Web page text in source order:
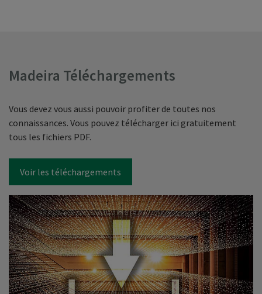
Madeira Téléchargements
Vous devez vous aussi pouvoir profiter de toutes nos
connaissances. Vous pouvez télécharger ici gratuitement
tous les fichiers PDF.
Voir les téléchargements